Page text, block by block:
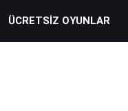
ÜCRETSIZ OYUNLAR